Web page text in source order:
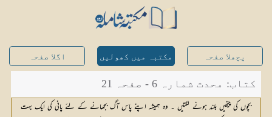
پچھلا صفحہ مکتبہ میں کھولیں اگلا صفحہ
کتاب: محدث شمارہ 6 - صفحہ 21
بچوں کی چیخیں بلند ہونے لگتیں ۔ وہ ہمیشہ اپنے پاس آگ بجھانے کے لئے پانی کی ایک بہت